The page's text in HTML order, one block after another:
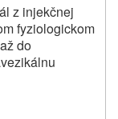
z injekčnej
fyziologickom
do